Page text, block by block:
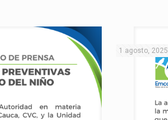
1 agosto, 2025